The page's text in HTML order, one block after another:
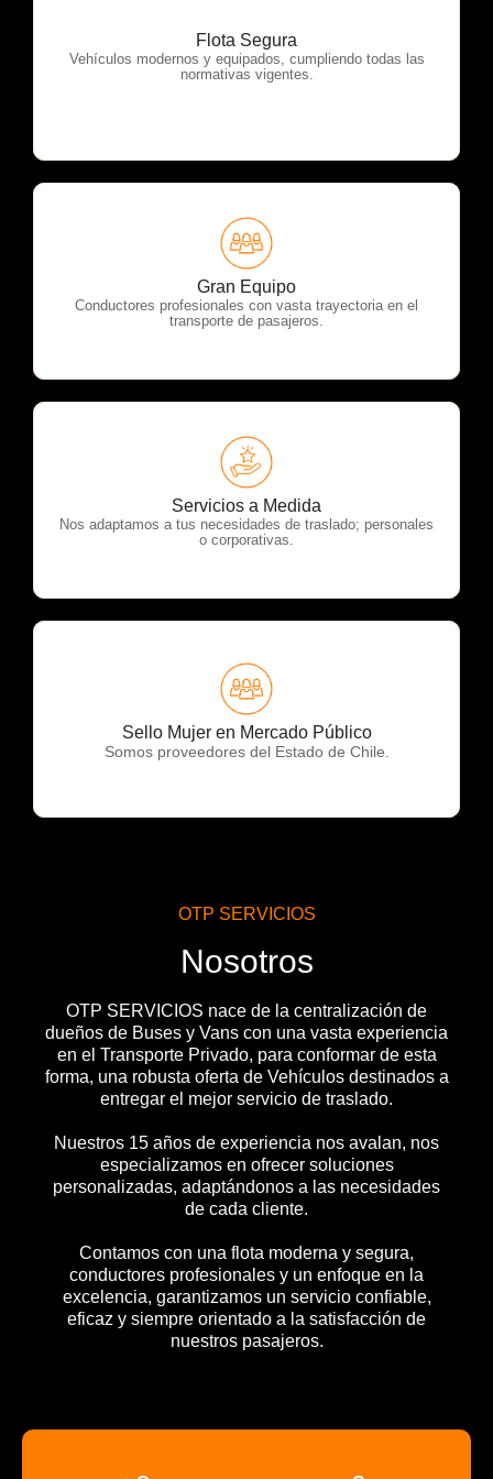
Flota Segura
Vehículos modernos y equipados, cumpliendo todas las
normativas vigentes.
OTP Servicios
Gran Equipo
Conductores profesionales con vasta trayectoria en el
transporte de pasajeros.
OTP Servicios
Servicios a Medida
Nos adaptamos a tus necesidades de traslado; personales
o corporativas.
OTP Servicios
Sello Mujer en Mercado Público
Somos proveedores del Estado de Chile.
OTP Servicios
OTP SERVICIOS
Nosotros
OTP SERVICIOS nace de la centralización de
dueños de Buses y Vans con una vasta experiencia
en el Transporte Privado, para conformar de esta
forma, una robusta oferta de Vehículos destinados a
entregar el mejor servicio de traslado.
Nuestros 15 años de experiencia nos avalan, nos
especializamos en ofrecer soluciones
personalizadas, adaptándonos a las necesidades
de cada cliente.
Contamos con una flota moderna y segura,
conductores profesionales y un enfoque en la
excelencia, garantizamos un servicio confiable,
eficaz y siempre orientado a la satisfacción de
nuestros pasajeros.